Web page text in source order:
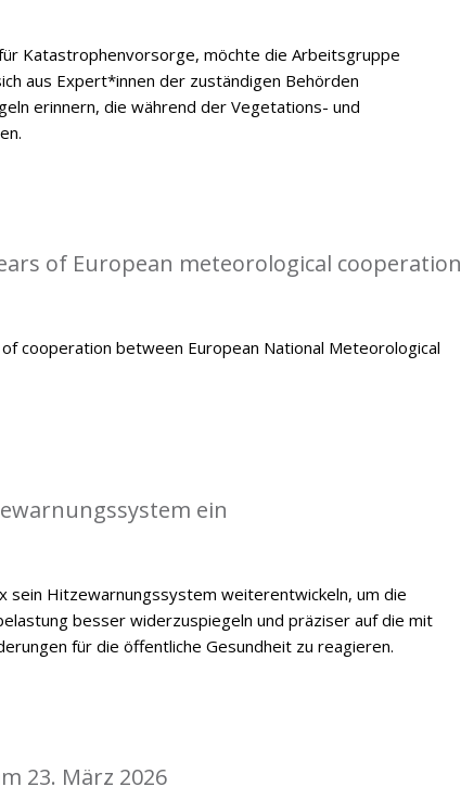
Katastrophenvorsorge, möchte die Arbeitsgruppe
aus Expert*innen der zuständigen Behörden
erinnern, die während der Vegetations- und
of European meteorological cooperation
cooperation between European National Meteorological
ein
sein Hitzewarnungssystem weiterentwickeln, um die
besser widerzuspiegeln und präziser auf die mit
für die öffentliche Gesundheit zu reagieren.
23. März 2026